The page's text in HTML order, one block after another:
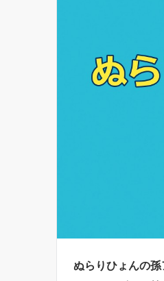
ぬらりひょんの